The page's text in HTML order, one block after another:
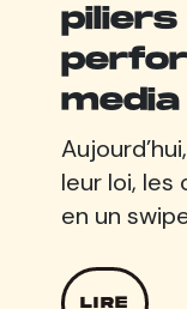
piliers
media
leur loi,
en un
LIRE